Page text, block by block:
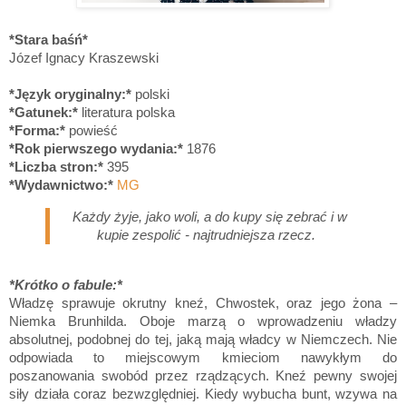
*Stara baśń*
Józef Ignacy Kraszewski
*Język oryginalny:* polski
*Gatunek:* literatura polska
*Forma:* powieść
*Rok pierwszego wydania:* 1876
*Liczba stron:* 395
*Wydawnictwo:* MG
Każdy żyje, jako woli, a do kupy się zebrać i w
kupie zespolić - najtrudniejsza rzecz.
*Krótko o fabule:*
Władzę sprawuje okrutny kneź, Chwostek, oraz jego żona –
Niemka Brunhilda. Oboje marzą o wprowadzeniu władzy
absolutnej, podobnej do tej, jaką mają władcy w Niemczech. Nie
odpowiada to miejscowym kmieciom nawykłym do
poszanowania swobód przez rządzących. Kneź pewny swojej
siły działa coraz bezwzględniej. Kiedy wybucha bunt, wzywa na